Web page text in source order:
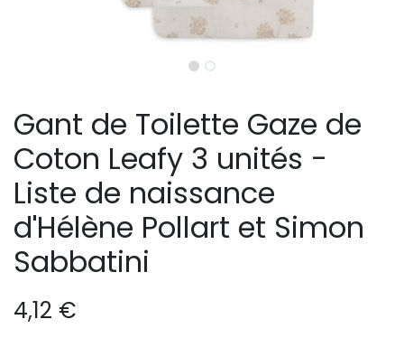
Gant de Toilette Gaze de
Coton Leafy 3 unités -
Liste de naissance
d'Hélène Pollart et Simon
Sabbatini
4,12 €